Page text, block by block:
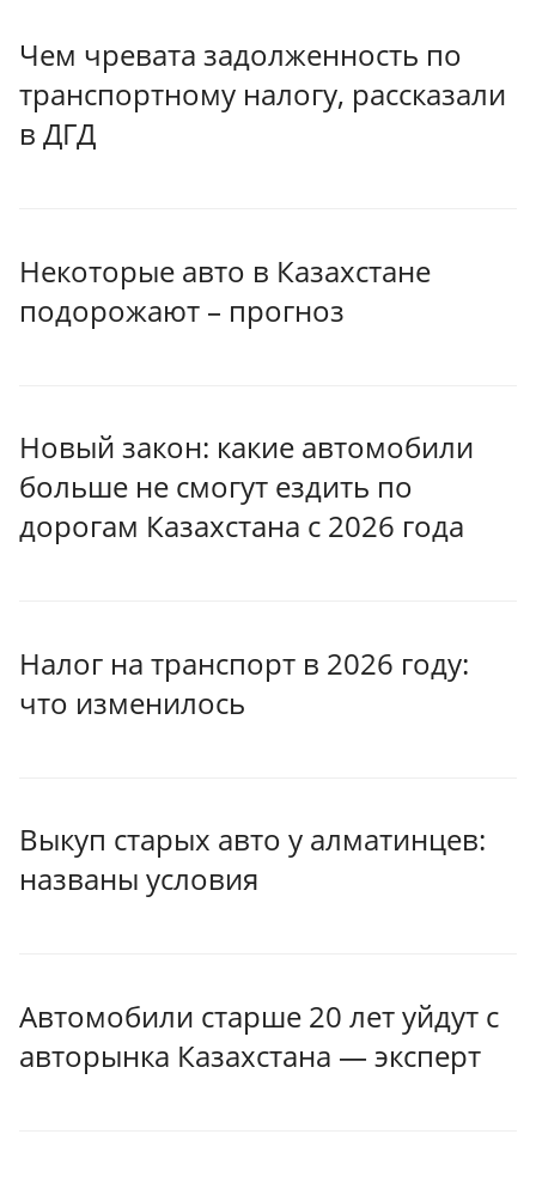
Чем чревата задолженность по
транспортному налогу, рассказали
в ДГД
Некоторые авто в Казахстане
подорожают – прогноз
Новый закон: какие автомобили
больше не смогут ездить по
дорогам Казахстана с 2026 года
Налог на транспорт в 2026 году:
что изменилось
Выкуп старых авто у алматинцев:
названы условия
Автомобили старше 20 лет уйдут с
авторынка Казахстана — эксперт